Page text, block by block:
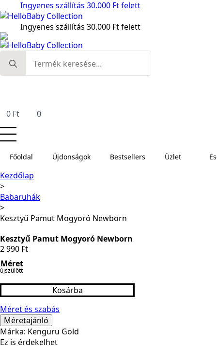
Ingyenes szállítás 30.000 Ft felett
Ingyenes szállítás 30.000 Ft felett
for:
0 Ft 0
Főoldal Újdonságok Bestsellers Üzlet
Kezdőlap
Babaruhák
Kesztyű Pamut Mogyoró Newborn
Kesztyű Pamut Mogyoró Newborn
2 990 Ft
Méret
újszülött
Kosárba
Méret és szabás
Méretajánló
Márka: Kenguru Gold
Ez is érdekelhet